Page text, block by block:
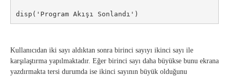
disp('Program Akışı Sonlandı')
Kullanıcıdan iki sayı aldıktan sonra birinci sayıyı ikinci sayı ile
karşılaştırma yapılmaktadır. Eğer birinci sayı daha büyükse bunu ekrana
yazdırmakta tersi durumda ise ikinci sayının büyük olduğunu